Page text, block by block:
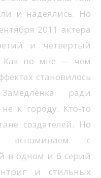
и надеялись. Но
2011 актера
и четвертый
Как по мне — чем
становилось
ради
к городу. Кто-то
создателей. Но
вспоминаем с
в одном и 6 серий
и стильных